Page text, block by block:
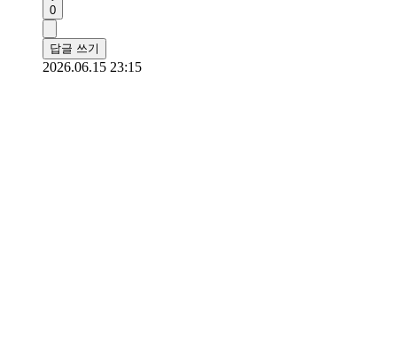
0
답글 쓰기
2026.06.15 23:15